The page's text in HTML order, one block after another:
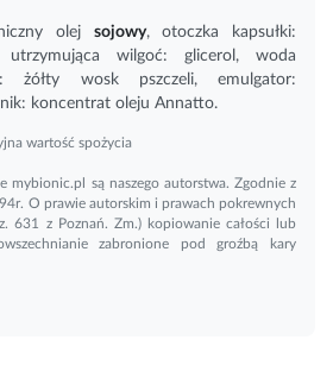
olej sojowy, otoczka kapsułki:
utrzymująca wilgoć: glicerol, woda
żółty wosk pszczeli, emulgator:
koncentrat oleju Annatto.
wartość spożycia
mybionic.pl są naszego autorstwa. Zgodnie z
O prawie autorskim i prawach pokrewnych
631 z Poznań. Zm.) kopiowanie całości lub
zabronione pod groźbą kary